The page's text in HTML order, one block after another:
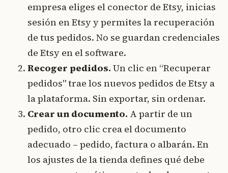
empresa eliges el conector de Etsy, inicias
sesión en Etsy y permites la recuperación
de tus pedidos. No se guardan credenciales
de Etsy en el software.
Recoger pedidos. Un clic en “Recuperar
pedidos" trae los nuevos pedidos de Etsy a
la plataforma. Sin exportar, sin ordenar.
Crear un documento. A partir de un
pedido, otro clic crea el documento
adecuado – pedido, factura o albarán. En
los ajustes de la tienda defines qué debe